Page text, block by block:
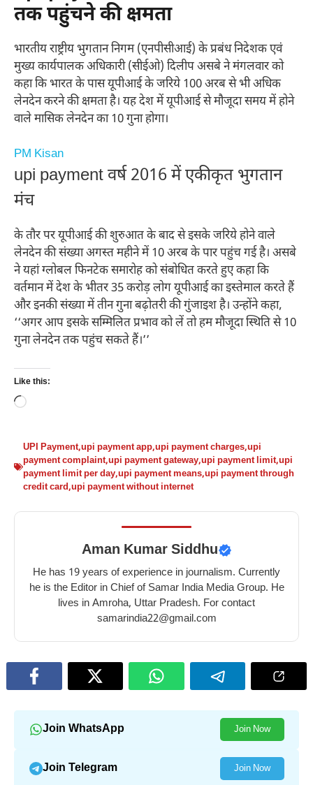
तक पहुंचने की क्षमता
भारतीय राष्ट्रीय भुगतान निगम (एनपीसीआई) के प्रबंध निदेशक एवं
मुख्य कार्यपालक अधिकारी (सीईओ) दिलीप असबे ने मंगलवार को
कहा कि भारत के पास यूपीआई के जरिये 100 अरब से भी अधिक
लेनदेन करने की क्षमता है। यह देश में यूपीआई से मौजूदा समय में होने
वाले मासिक लेनदेन का 10 गुना होगा।
PM Kisan
upi payment वर्ष 2016 में एकीकृत भुगतान
मंच
के तौर पर यूपीआई की शुरुआत के बाद से इसके जरिये होने वाले
लेनदेन की संख्या अगस्त महीने में 10 अरब के पार पहुंच गई है। असबे
ने यहां ग्लोबल फिनटेक समारोह को संबोधित करते हुए कहा कि
वर्तमान में देश के भीतर 35 करोड़ लोग यूपीआई का इस्तेमाल करते हैं
और इनकी संख्या में तीन गुना बढ़ोतरी की गुंजाइश है। उन्होंने कहा,
‘‘अगर आप इसके सम्मिलित प्रभाव को लें तो हम मौजूदा स्थिति से 10
गुना लेनदेन तक पहुंच सकते हैं।’’
Like this:
Loading…
UPI Payment,upi payment app,upi payment charges,upi
payment complaint,upi payment gateway,upi payment limit,upi
payment limit per day,upi payment means,upi payment through
credit card,upi payment without internet
Aman Kumar Siddhu
He has 19 years of experience in journalism. Currently
he is the Editor in Chief of Samar India Media Group. He
lives in Amroha, Uttar Pradesh. For contact
samarindia22@gmail.com
Join WhatsApp Join Now
Join Telegram Join Now